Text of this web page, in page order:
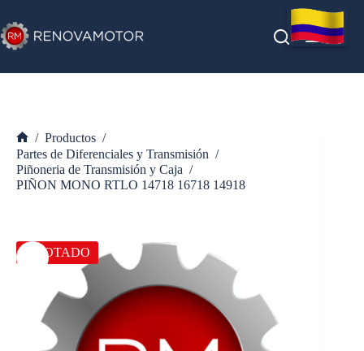
al
contenido
Inicio
/ Productos /
Partes de Diferenciales y Transmisión /
Piñoneria de Transmisión y Caja /
PIÑON MONO RTLO 14718 16718 14918
AGOTADO